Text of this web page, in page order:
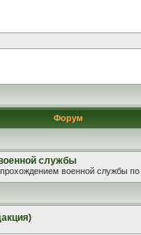
Форум
службы
военной службы по